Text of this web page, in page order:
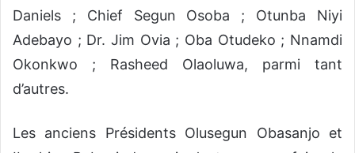
Daniels ; Chief Segun Osoba ; Otunba Niyi
Adebayo ; Dr. Jim Ovia ; Oba Otudeko ; Nnamdi
Okonkwo ; Rasheed Olaoluwa, parmi tant
d’autres.
Les anciens Présidents Olusegun Obasanjo et